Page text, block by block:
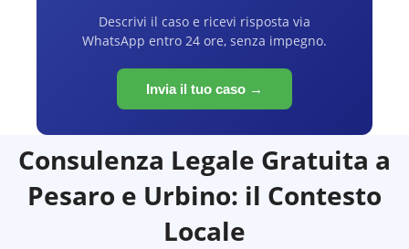
Descrivi il caso e ricevi risposta via
WhatsApp entro 24 ore, senza impegno.
Invia il tuo caso →
Consulenza Legale Gratuita a
Pesaro e Urbino: il Contesto
Locale